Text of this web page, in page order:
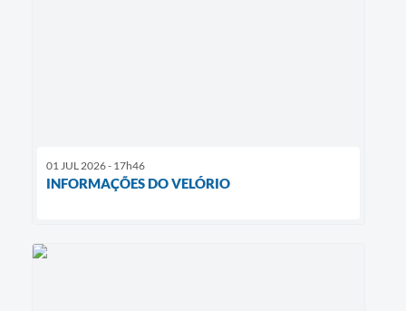
01 JUL 2026 - 17h46
INFORMAÇÕES DO VELÓRIO